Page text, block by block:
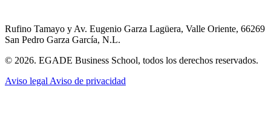
Rufino Tamayo y Av. Eugenio Garza Lagüera, Valle Oriente, 66269
San Pedro Garza García, N.L.
© 2026. EGADE Business School, todos los derechos reservados.
Aviso legal Aviso de privacidad